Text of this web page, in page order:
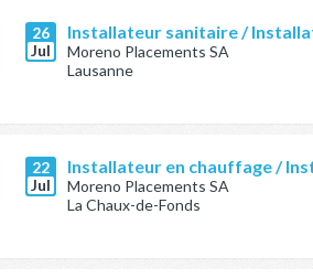
26
Jul
Installateur sanitaire /
Moreno Placements SA
Lausanne
22
Jul
Installateur en chauffage /
Moreno Placements SA
La Chaux-de-Fonds